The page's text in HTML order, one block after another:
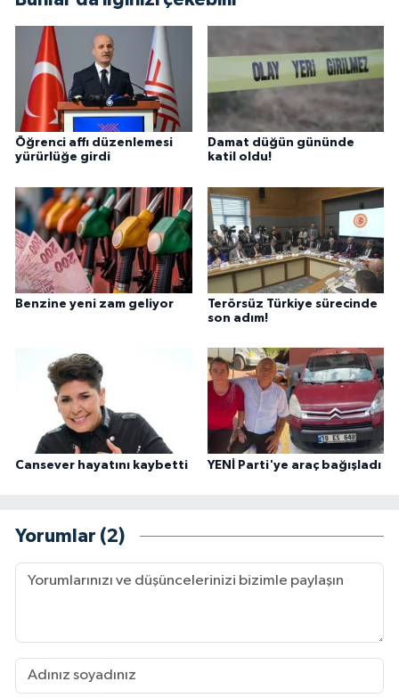
Öğrenci affı düzenlemesi
yürürlüğe girdi
Damat düğün gününde
katil oldu!
Benzine yeni zam geliyor
Terörsüz Türkiye sürecinde
son adım!
Cansever hayatını kaybetti YENİ Parti'ye araç bağışladı
Yorumlar (2)